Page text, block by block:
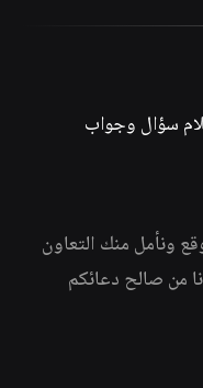
سؤال وجواب
ونأمل منك التعاون
من صالح دعائكم